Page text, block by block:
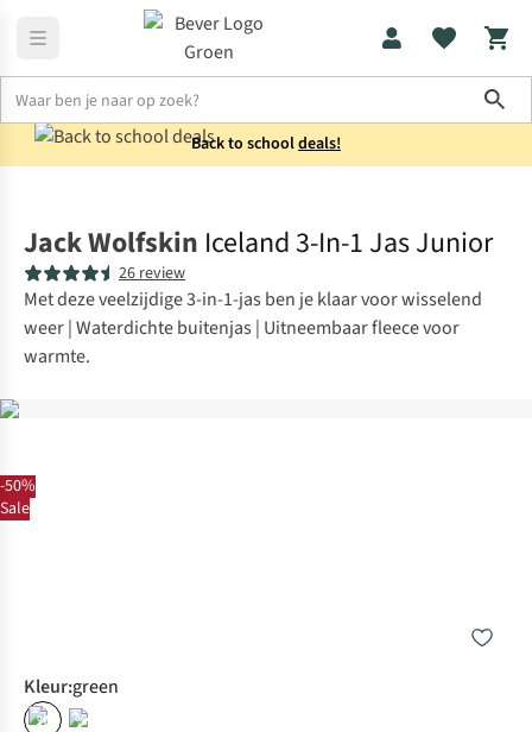
Back to schooldeals!
-50%
Sale
Jack Wolfskin Iceland 3-In-1 Jas Junior
26 review
Met deze veelzijdige 3-in-1-jas ben je klaar voor wisselend
weer | Waterdichte buitenjas | Uitneembaar fleece voor
warmte.
Kleur:green
% %